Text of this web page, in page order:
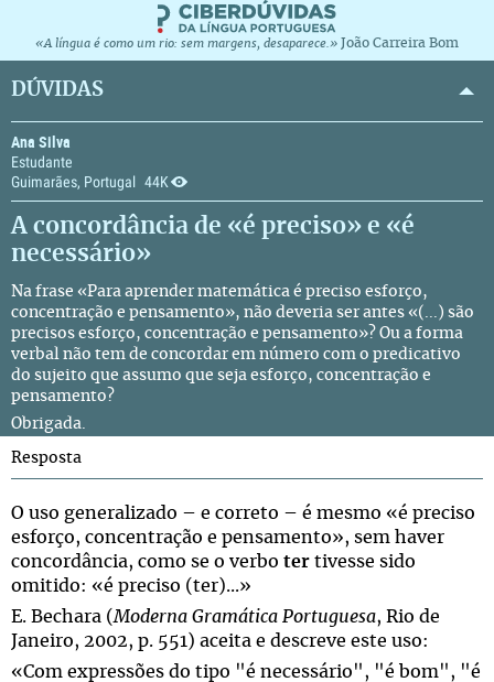
«A língua é como um rio: sem margens, desaparece.» João Carreira Bom
DÚVIDAS
Ana Silva
Estudante
Guimarães, Portugal 44K
A concordância de «é preciso» e «é
necessário»
Na frase «Para aprender matemática é preciso esforço,
concentração e pensamento», não deveria ser antes «(...) são
precisos esforço, concentração e pensamento»? Ou a forma
verbal não tem de concordar em número com o predicativo
do sujeito que assumo que seja esforço, concentração e
pensamento?
Obrigada.
Resposta
O uso generalizado – e correto – é mesmo «é preciso
esforço, concentração e pensamento», sem haver
concordância, como se o verbo ter tivesse sido
omitido: «é preciso (ter)...»
E. Bechara (Moderna Gramática Portuguesa, Rio de
Janeiro, 2002, p. 551) aceita e descreve este uso:
«Com expressões do tipo "é necessário", "é bom", "é